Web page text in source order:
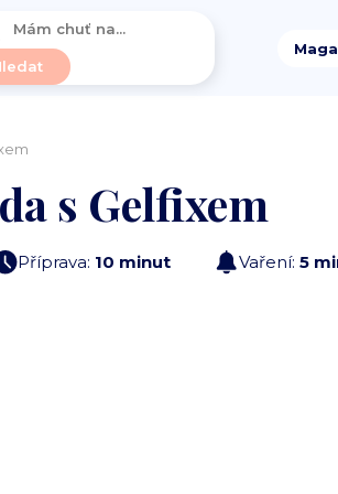
s Gelfixem
Příprava: 10 minut Vaření: 5